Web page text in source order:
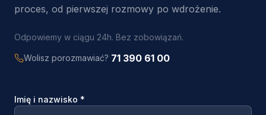
proces, od pierwszej rozmowy po wdrożenie.
Odpowiemy w ciągu 24h. Bez zobowiązań.
Wolisz porozmawiać? 71 390 61 00
Imię i nazwisko *